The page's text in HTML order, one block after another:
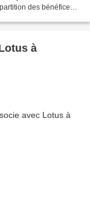
des bénéfices
à